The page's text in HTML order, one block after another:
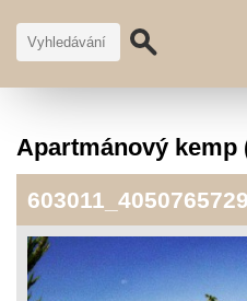
Apartmánový kemp